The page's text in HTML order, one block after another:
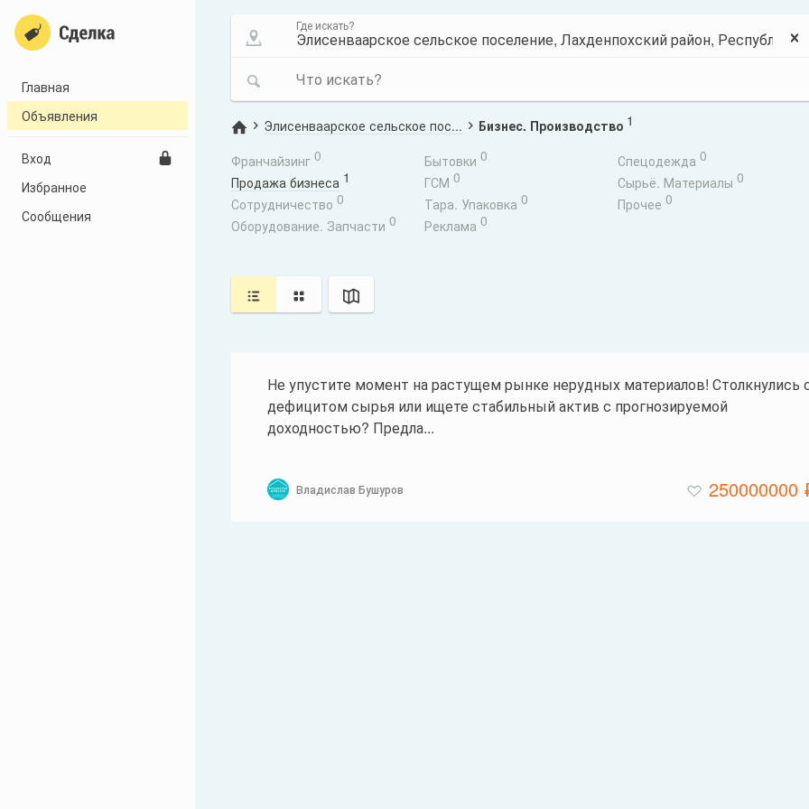
Главная
Объявления
Вход
Избранное
Сообщения
Где искать?
Что искать?
Элисенваарское сельское пос... Бизнес. Производство 1
0
Франчайзинг
1
Продажа бизнеса
0
Сотрудничество
0
Оборудование. Запчасти
0
Бытовки
0
ГСМ
0
Тара. Упаковка
0
Реклама
0
Спецодежда
0
Сырьё. Материалы
0
Прочее
Не упустите момент на растущем рынке нерудных материалов! Столкнулись
дефицитом сырья или ищете стабильный актив с прогнозируемой
доходностью? Предла...
Владислав Бушуров 250000000